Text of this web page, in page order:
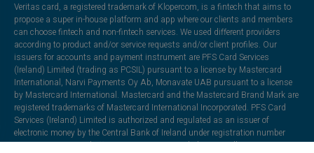
Veritas card, a registered trademark of Klopercom, is a fintech that aims to
propose a super in-house platform and app where our clients and members
can choose fintech and non-fintech services. We used different providers
according to product and/or service requests and/or client profiles. Our
issuers for accounts and payment instrument are PFS Card Services
(Ireland) Limited (trading as PCSIL) pursuant to a license by Mastercard
International, Narvi Payments Oy Ab, Monavate UAB pursuant to a license
by Mastercard International. Mastercard and the Mastercard Brand Mark are
registered trademarks of Mastercard International Incorporated. PFS Card
Services (Ireland) Limited is authorized and regulated as an issuer of
electronic money by the Central Bank of Ireland under registration number
C175999. Registered office: EML Payments,2nd Floor La Vallee House, Upper